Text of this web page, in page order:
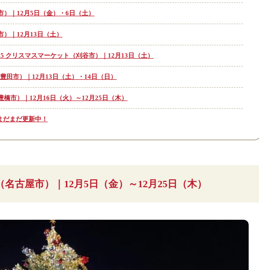
｜12月5日（金）・6日（土）
｜12月13日（土）
クリスマスマーケット（刈谷市）｜12月13日（土）
田市）｜12月13日（土）・14日（日）
市）｜12月16日（火）～12月25日（木）
まだ更新中！
古屋市）｜12月5日（金）～12月25日（木）